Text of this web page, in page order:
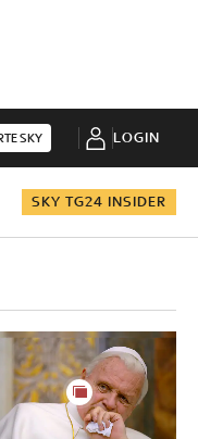
SKY LOGIN
SKY TG24 INSIDER